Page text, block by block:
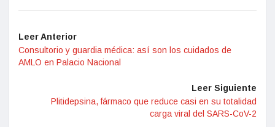
Leer Anterior
Consultorio y guardia médica: así son los cuidados de
AMLO en Palacio Nacional
Leer Siguiente
Plitidepsina, fármaco que reduce casi en su totalidad
carga viral del SARS-CoV-2